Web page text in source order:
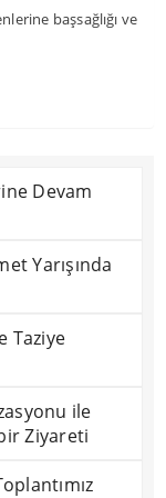
başsağlığı ve
Devam
Yarışında
Taziye
ile
Ziyareti